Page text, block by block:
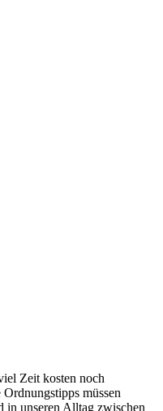
Zeit kosten noch
müssen
in unseren Alltag zwischen